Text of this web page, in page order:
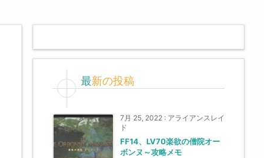
最新の投稿
7月 25, 2022 : アライアンスレイ
ド
FF14、LV70楽欲の僧院オー
ボンヌ～攻略メモ